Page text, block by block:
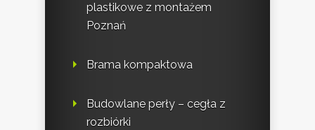
plastikowe z montażem
Poznań
Brama kompaktowa
Budowlane perły – cegła z
rozbiórki